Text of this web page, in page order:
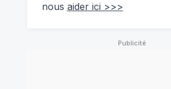
nous aider ici >>>